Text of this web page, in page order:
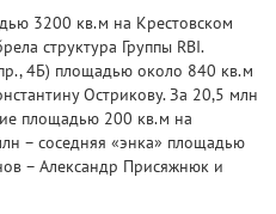
3200 кв.м на Крестовском
структура Группы RBI.
4Б) площадью около 840 кв.м
Острикову. За 20,5 млн
площадью 200 кв.м на
– соседняя «энка» площадью
– Александр Присяжнюк и